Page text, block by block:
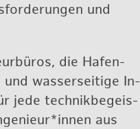
und
die Ha­fen­
und was­ser­sei­ti­ge In­
jede tech­nik­be­geis­
aus